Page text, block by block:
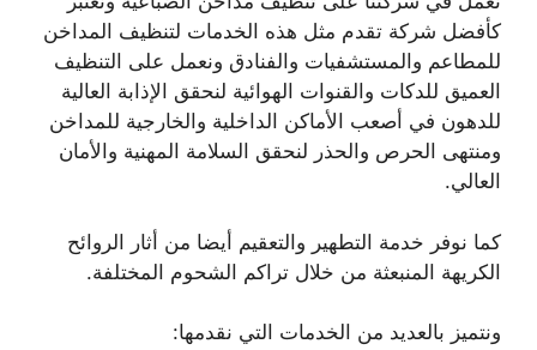
كأفضل شركة تقدم مثل هذه الخدمات لتنظيف المداخن
للمطاعم والمستشفيات والفنادق ونعمل على التنظيف
العميق للدكات والقنوات الهوائية لنحقق الإذابة العالية
للدهون في أصعب الأماكن الداخلية والخارجية للمداخن
ومنتهى الحرص والحذر لنحقق السلامة المهنية والأمان
العالي.
كما نوفر خدمة التطهير والتعقيم أيضا من أثار الروائح
الكريهة المنبعثة من خلال تراكم الشحوم المختلفة.
ونتميز بالعديد من الخدمات التي نقدمها: